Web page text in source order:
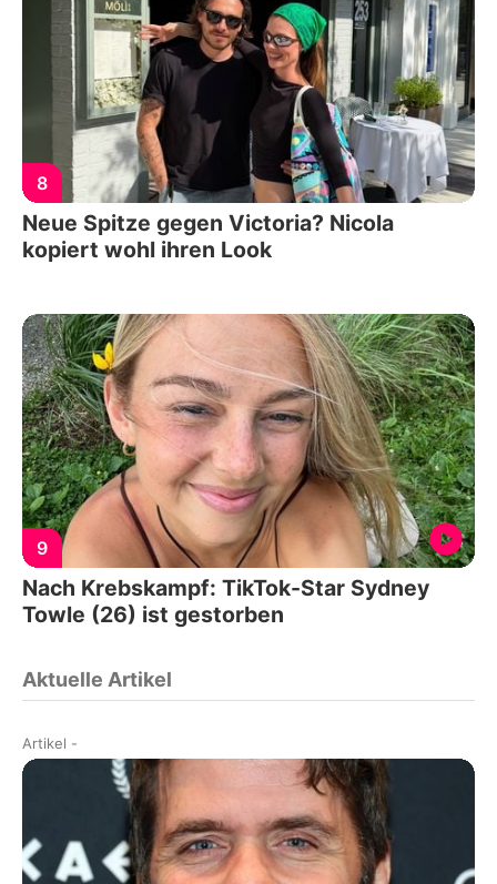
8
Neue Spitze gegen Victoria? Nicola
kopiert wohl ihren Look
9
Nach Krebskampf: TikTok-Star Sydney
Towle (26) ist gestorben
Aktuelle Artikel
Artikel -